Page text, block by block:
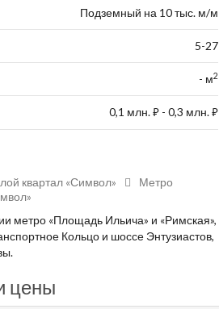
Подземный на 10 тыс. м/м
5-27
- м2
0,1 млн.⃏ - 0,3 млн.⃏
квартал «Символ»
Метро
метро «Площадь Ильича» и «Римская»,
Кольцо и шоссе Энтузиастов,
цены